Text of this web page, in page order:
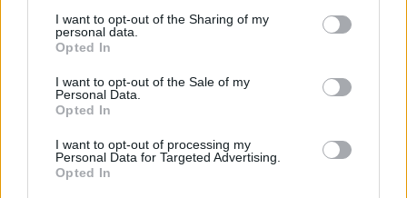
de su consentimiento, pero usted tiene el derecho de
rechazar tal procesamiento. Sus preferencias se aplicarán
cualquier momento entrando de nuevo en este sitio web o
visitando nuestra política de privacidad.
I want to opt-out of the Sharing of my
personal data.
Opted In
I want to opt-out of the Sale of my
Personal Data.
Opted In
I want to opt-out of processing my
Personal Data for Targeted Advertising.
Opted In